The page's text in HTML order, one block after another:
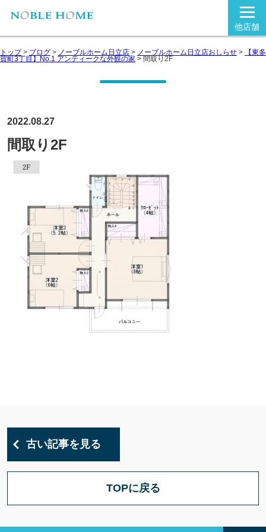
他店舗
トップ> ブログ > ノーブルホーム日立店 > ノーブルホーム日立店おしらせ > 【東多
賀町3丁目】No.1 アンティークな外観の家 > 間取り2F
2022.08.27
間取り2F
古い記事を見る
TOPに戻る